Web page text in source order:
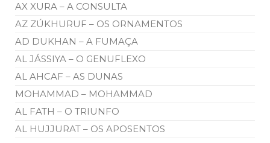
AX XURA – A CONSULTA
AZ ZÚKHURUF – OS ORNAMENTOS
AD DUKHAN – A FUMAÇA
AL JÁSSIYA – O GENUFLEXO
AL AHCAF – AS DUNAS
MOHAMMAD – MOHAMMAD
AL FATH – O TRIUNFO
AL HUJJURAT – OS APOSENTOS